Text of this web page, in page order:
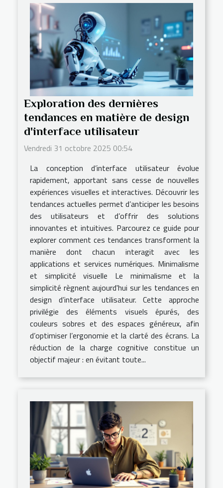
Exploration des dernières
tendances en matière de design
d'interface utilisateur
Vendredi 31 octobre 2025 00:54
La conception d’interface utilisateur évolue
rapidement, apportant sans cesse de nouvelles
expériences visuelles et interactives. Découvrir les
tendances actuelles permet d’anticiper les besoins
des utilisateurs et d’offrir des solutions
innovantes et intuitives. Parcourez ce guide pour
explorer comment ces tendances transforment la
manière dont chacun interagit avec les
applications et services numériques. Minimalisme
et simplicité visuelle Le minimalisme et la
simplicité règnent aujourd'hui sur les tendances en
design d’interface utilisateur. Cette approche
privilégie des éléments visuels épurés, des
couleurs sobres et des espaces généreux, afin
d’optimiser l’ergonomie et la clarté des écrans. La
réduction de la charge cognitive constitue un
objectif majeur : en évitant toute...